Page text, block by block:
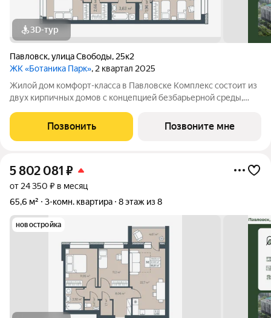
3D-тур
Павловск,улица Свободы, 25к2
ЖК «Ботаника Парк», 2 квартал 2025
Жилой дом комфорт-класса в Павловске Комплекс состоит из
двух кирпичных домов с концепцией безбарьерной среды,
пожилых людей и родителей с колясками. Функциональное
использование квадратных
Позвонить Позвоните мне
5 802 081 ₽
от 24 350 ₽ в месяц
65,6 м²
3-комн. квартира 8 этаж из 8
новостройка